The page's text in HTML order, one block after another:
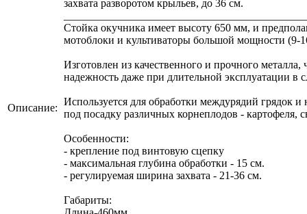
Описание:
захвата разворотом крыльев, до 36 см.
Стойка окучника имеет высоту 650 мм, и
мотоблоки и культиваторы большой мощности (9-
Изготовлен из качественного и прочного металла,
надежность даже при длительной эксплуатации в
Используется для обработки междурядий грядок и
под посадку различных корнеплодов - картофеля,
Особенности:
- крепление под винтовую сцепку
- максимальная глубина обработки - 15 см.
- регулируемая ширина захвата - 21-36 см.
Габариты: